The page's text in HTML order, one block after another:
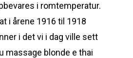
i romtemperatur.
i årene 1916 til 1918
i det vi i dag ville sett
massage blonde e thai